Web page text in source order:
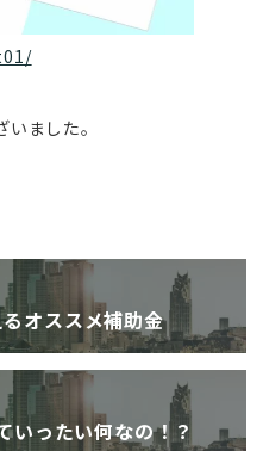
ました。
オススメ補助金
いったい何なの！？